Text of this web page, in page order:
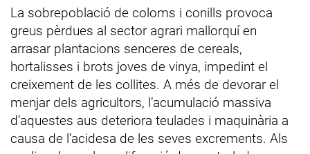
La sobrepoblació de coloms i conills provoca
greus pèrdues al sector agrari mallorquí en
arrasar plantacions senceres de cereals,
hortalisses i brots joves de vinya, impedint el
creixement de les collites. A més de devorar el
menjar dels agricultors, l’acumulació massiva
d’aquestes aus deteriora teulades i maquinària a
causa de l’acidesa de les seves excrements. Als